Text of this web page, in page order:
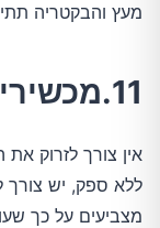
מעץ והבקטריה
11.מכשירים ניידים
אין צורך לזרוק את
ללא ספק, יש
מצביעים על כך